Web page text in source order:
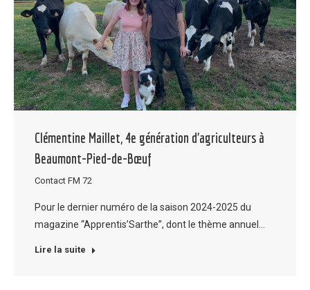
Clémentine Maillet, 4e génération d’agriculteurs à
Beaumont-Pied-de-Bœuf
Contact FM 72
Pour le dernier numéro de la saison 2024-2025 du
magazine “Apprentis’Sarthe”, dont le thème annuel…
Lire la suite